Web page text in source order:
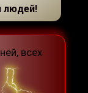
людей!
всех